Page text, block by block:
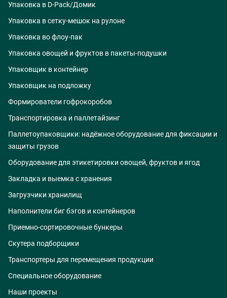
Упаковка в D-Pack/Домик
Упаковка в сетку-мешок на рулоне
Упаковка во флоу-пак
Упаковка овощей и фруктов в пакеты-подушки
Упаковщик в контейнер
Упаковщик на подложку
Формирователи гофрокоробов
Транспортировка и паллетайзинг
Паллетоупаковщики: надёжное оборудование для фиксации и
защиты грузов
Оборудование для этикетировки овощей, фруктов и ягод
Закладка и выемка с хранения
Загрузчики хранилищ
Наполнители биг бэгов и контейнеров
Приемно-сортировочные бункеры
Скутера подборщики
Транспортеры для перемещения продукции
Специальное оборудование
Наши проекты